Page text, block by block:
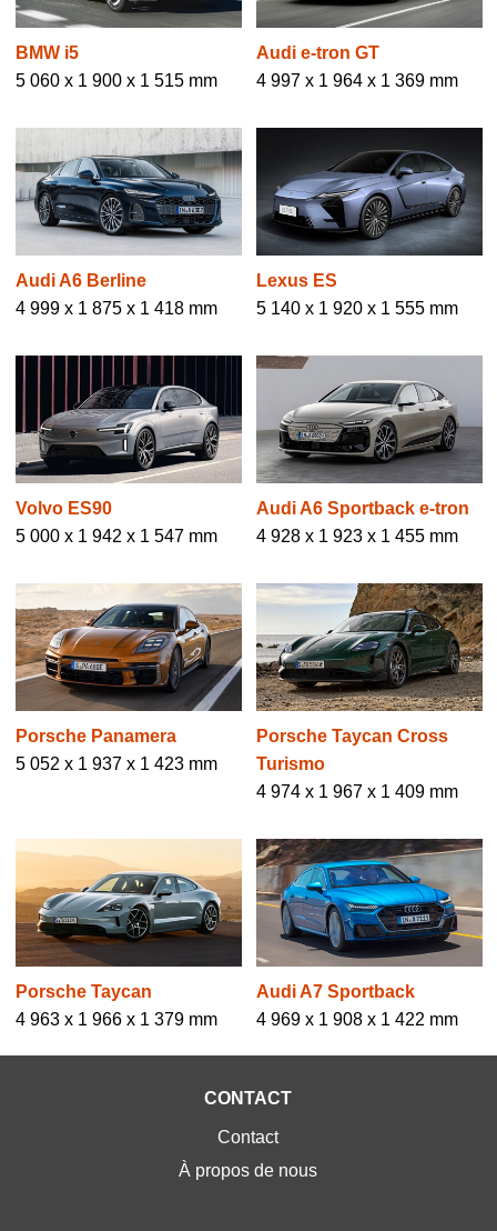
BMW i5
5 060 x 1 900 x 1 515 mm
Audi e-tron GT
4 997 x 1 964 x 1 369 mm
Audi A6 Berline
4 999 x 1 875 x 1 418 mm
Lexus ES
5 140 x 1 920 x 1 555 mm
Volvo ES90
5 000 x 1 942 x 1 547 mm
Audi A6 Sportback e-tron
4 928 x 1 923 x 1 455 mm
Porsche Panamera
5 052 x 1 937 x 1 423 mm
Porsche Taycan Cross
Turismo
4 974 x 1 967 x 1 409 mm
Porsche Taycan
4 963 x 1 966 x 1 379 mm
Audi A7 Sportback
4 969 x 1 908 x 1 422 mm
CONTACT
Contact
À propos de nous